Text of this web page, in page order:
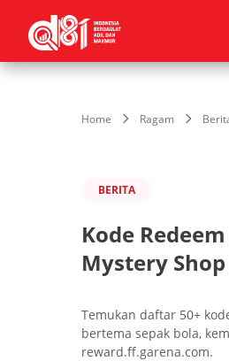
Home Ragam
BERITA
Kode
Mystery
Temukan daftar 50+
bertema sepak bola,
reward.ff.garena.com.